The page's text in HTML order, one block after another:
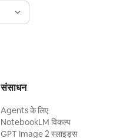
संसाधन
Agents के लिए
NotebookLM विकल्प
GPT Image 2 स्लाइड्स